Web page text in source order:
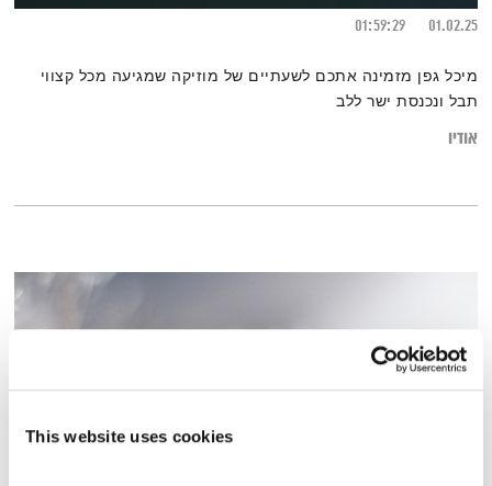
This website uses cookies
01.02.25
01:59:29
מיכל גפן מזמינה אתכם לשעתיים של מוזיקה שמגיעה מכל קצווי
תבל ונכנסת ישר ללב
אודיו